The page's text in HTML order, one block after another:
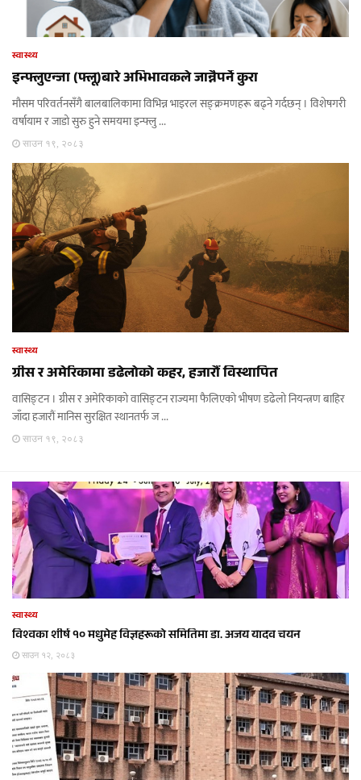
स्वास्थ्य
इन्फ्लुएन्जा (फ्लू)बारे अभिभावकले जान्नैपर्ने कुरा
मौसम परिवर्तनसँगै बालबालिकामा विभिन्न भाइरल सङ्क्रमणहरू बढ्ने गर्दछन् । विशेषगरी
वर्षायाम र जाडो सुरु हुने समयमा इन्फ्लु ...
साउन १९, २०८३
स्वास्थ्य
ग्रीस र अमेरिकामा डढेलोको कहर, हजारौं विस्थापित
वासिङ्टन । ग्रीस र अमेरिकाको वासिङ्टन राज्यमा फैलिएको भीषण डढेलो नियन्त्रण बाहिर
जाँदा हजारौं मानिस सुरक्षित स्थानतर्फ ज ...
साउन १९, २०८३
स्वास्थ्य
विश्वका शीर्ष १० मधुमेह विज्ञहरूको समितिमा डा. अजय यादव चयन
साउन १२, २०८३